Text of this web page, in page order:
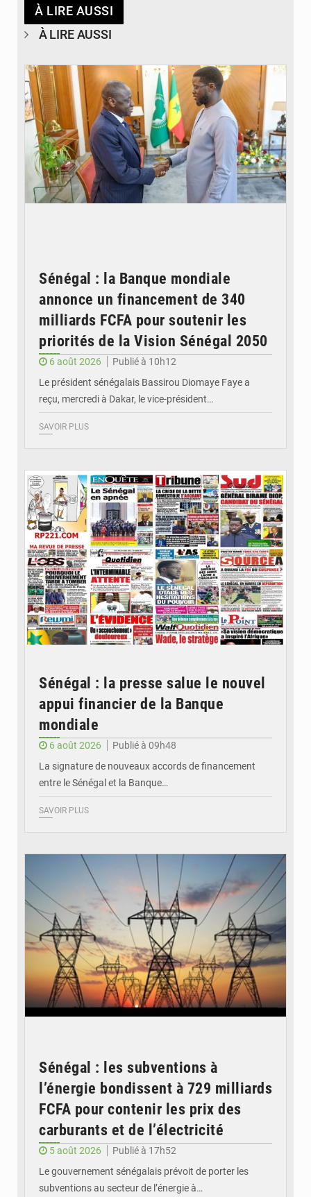
À LIRE AUSSI
À LIRE AUSSI
Sénégal : la Banque mondiale
annonce un financement de 340
milliards FCFA pour soutenir les
priorités de la Vision Sénégal 2050
6 août 2026
Publié à 10h12
Le président sénégalais Bassirou Diomaye Faye a
reçu, mercredi à Dakar, le vice-président…
SAVOIR PLUS
Sénégal : la presse salue le nouvel
appui financier de la Banque
mondiale
6 août 2026
Publié à 09h48
La signature de nouveaux accords de financement
entre le Sénégal et la Banque…
SAVOIR PLUS
Sénégal : les subventions à
l’énergie bondissent à 729 milliards
FCFA pour contenir les prix des
carburants et de l’électricité
5 août 2026
Publié à 17h52
Le gouvernement sénégalais prévoit de porter les
subventions au secteur de l’énergie à…